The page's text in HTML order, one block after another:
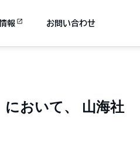
報 お問い合わせ
おいて、 山海社